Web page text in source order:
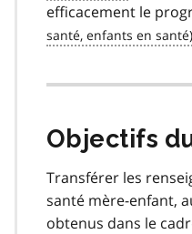
efficacement le
Objectifs
Transférer les
santé mère-enfant,
obtenus dans le